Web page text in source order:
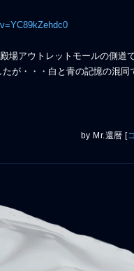
場アウトレットモールの側道
が・・・白と青の記憶の混同
by Mr.還暦 [